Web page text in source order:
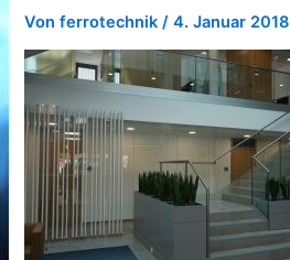
Vonferrotechnik /4. Januar 2018